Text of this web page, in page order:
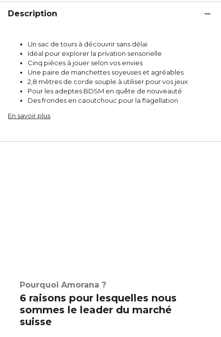
Description
Un sac de tours à découvrir sans délai
Idéal pour explorer la privation sensorielle
Cinq pièces à jouer selon vos envies
Une paire de manchettes soyeuses et agréables
2,8 mètres de corde souple à utiliser pour vos jeux
Pour les adeptes BDSM en quête de nouveauté
Des frondes en caoutchouc pour la flagellation
En savoir plus
Pourquoi Amorana ?
6 raisons pour lesquelles nous
sommes le leader du marché
suisse